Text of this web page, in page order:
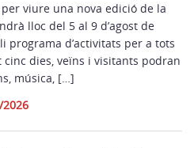
viure una nova edició de la
lloc del 5 al 9 d’agost de
programa d’activitats per a tots
dies, veïns i visitants podran
música, […]